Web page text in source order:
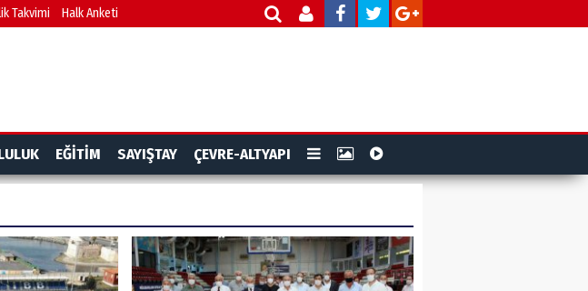
Takvimi Halk Anketi
EĞİTİM SAYIŞTAY ÇEVRE-ALTYAPI